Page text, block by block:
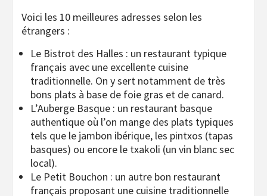
Voici les 10 meilleures adresses selon les
étrangers :
Le Bistrot des Halles : un restaurant typique
français avec une excellente cuisine
traditionnelle. On y sert notamment de très
bons plats à base de foie gras et de canard.
L’Auberge Basque : un restaurant basque
authentique où l’on mange des plats typiques
tels que le jambon ibérique, les pintxos (tapas
basques) ou encore le txakoli (un vin blanc sec
local).
Le Petit Bouchon : un autre bon restaurant
français proposant une cuisine traditionnelle